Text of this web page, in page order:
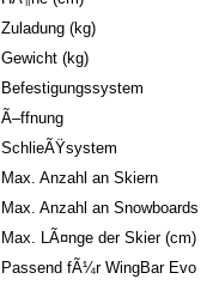
Zuladung (kg)
Gewicht (kg)
Befestigungssystem
Ã–ffnung
SchlieÃŸsystem
Max. Anzahl an Skiern
Max. Anzahl an Snowboards
Max. LÃ¤nge der Skier (cm)
Passend fÃ¼r WingBar Evo